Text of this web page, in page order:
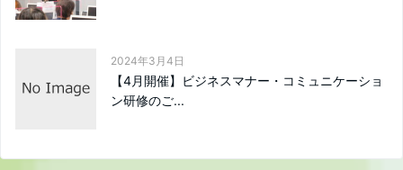
2024年3月4日
【4月開催】ビジネスマナー・コミュニケーショ
ン研修のご...